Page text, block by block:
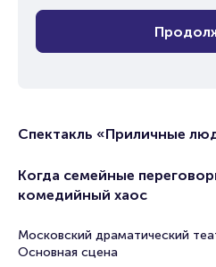
Спектакль «Приличные
Когда семейные
комедийный хаос
Московский драматический
Основная сцена